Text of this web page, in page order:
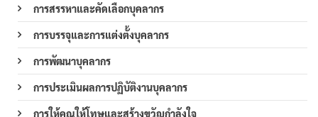
การสรรหาและคัดเลือกบุคลากร
การบรรจุและการแต่งตั้งบุคลากร
การพัฒนาบุคลากร
การประเมินผลการปฏิบัติงานบุคลากร
การให้คุณให้โทษและสร้างขวัญกำลังใจ